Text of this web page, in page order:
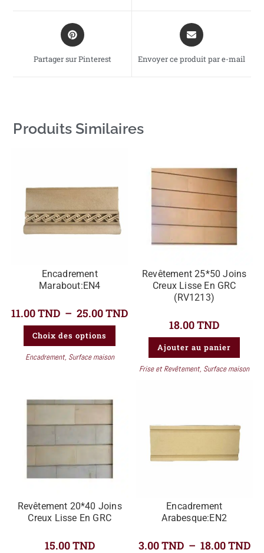
Partager sur Pinterest Envoyer ce produit par e-mail
Produits Similaires
Encadrement
Marabout:EN4
11.00TND – 25.00TND
Choix des options
Encadrement, Surface maison
Revêtement 25*50 Joins
Creux Lisse En GRC
(RV1213)
18.00TND
Ajouter au panier
Frise et Revêtement, Surface maison
Revêtement 20*40 Joins
Creux Lisse En GRC
15.00TND
Encadrement
Arabesque:EN2
3.00TND – 18.00TND